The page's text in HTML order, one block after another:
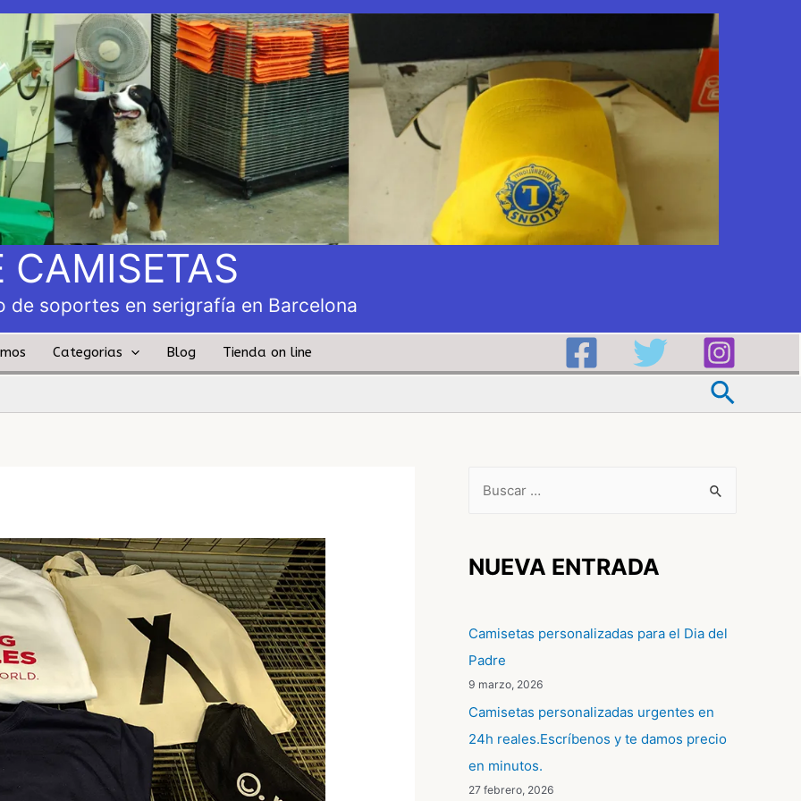
CAMISETAS
soportes en serigrafía en Barcelona
Categorias Blog Tienda on line
Buscar
c
p
o
r
:
NUEVA ENTRADA
Camisetas personalizadas para el Dia del
Padre
9 marzo, 2026
Camisetas personalizadas urgentes en
24h reales.Escríbenos y te damos precio
en minutos.
27 febrero, 2026